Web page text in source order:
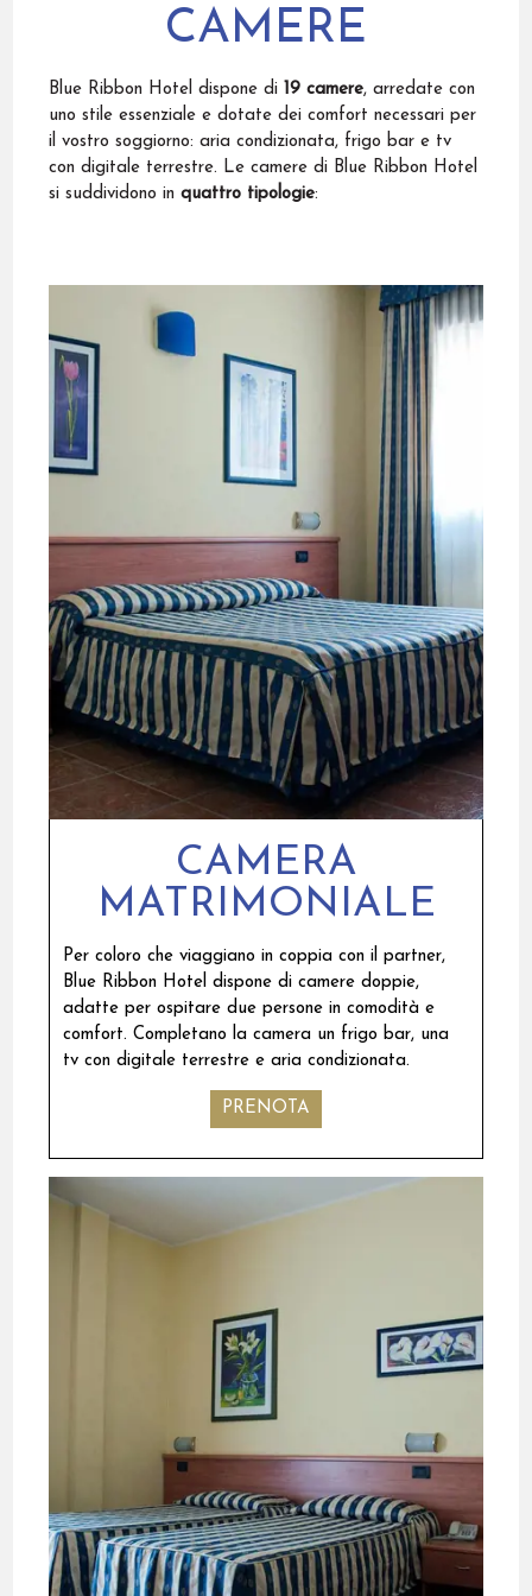
CAMERE
Blue Ribbon Hotel dispone di 19 camere, arredate con
uno stile essenziale e dotate dei comfort necessari per
il vostro soggiorno: aria condizionata, frigo bar e tv
con digitale terrestre. Le camere di Blue Ribbon Hotel
si suddividono inquattro tipologie:
CAMERA
MATRIMONIALE
Per coloro che viaggiano in coppia con il partner,
Blue Ribbon Hotel dispone di camere doppie,
adatte per ospitare due persone in comodità e
comfort. Completano la camera un frigo bar, una
tv con digitale terrestre e aria condizionata.
PRENOTA